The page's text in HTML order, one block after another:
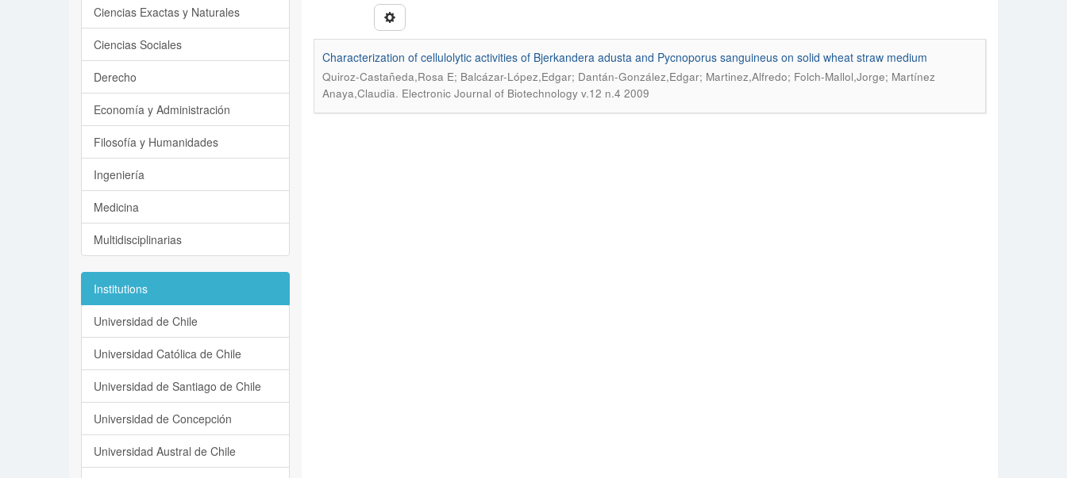
Characterization of cellulolytic activities of Bjerkandera adusta and Pycnoporus sanguineus on solid wheat straw medium
Quiroz-Castañeda,Rosa E; Balcázar-López,Edgar; Dantán-González,Edgar; Martinez,Alfredo; Folch-Mallol,Jorge; Martínez
Anaya,Claudia. Electronic Journal of Biotechnology v.12 n.4 2009
Ciencias Exactas y Naturales
Ciencias Sociales
Derecho
Economía y Administración
Filosofía y Humanidades
Ingeniería
Medicina
Multidisciplinarias
Institutions
Universidad de Chile
Universidad Católica de Chile
Universidad de Santiago de Chile
Universidad de Concepción
Universidad Austral de Chile